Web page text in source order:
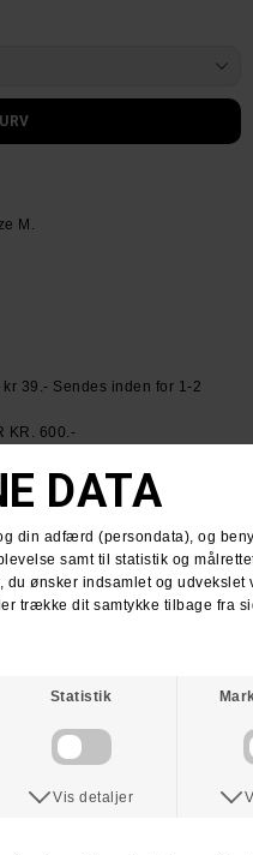
M.
39.- Sendes inden for 1-2
KR. 600.-
vi bytter til en anden vare.
OGSÅ